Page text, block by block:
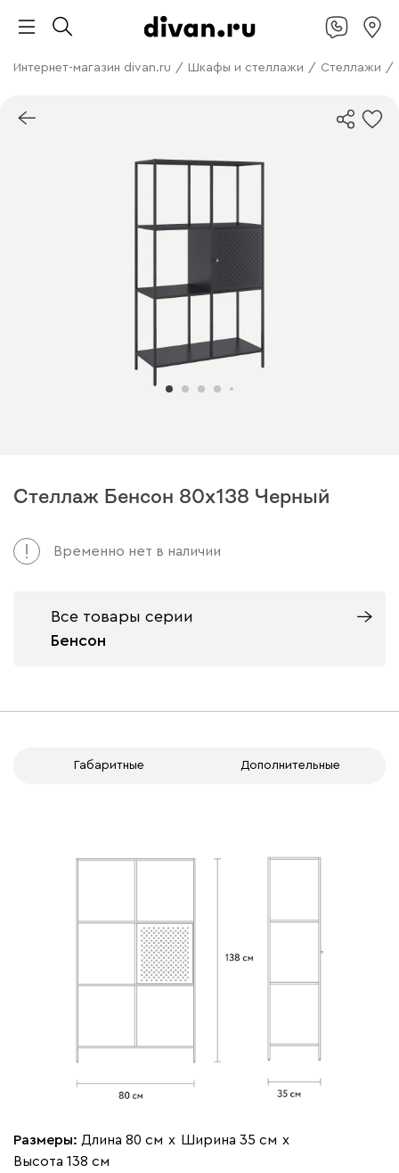
Интернет-магазин divan.ru / Шкафы и стеллажи / Стеллажи /
Стеллаж Бенсон 80x138 Черный
Временно нет в наличии
Все товары серии
Бенсон
Габаритные Дополнительные
Размеры: Длина 80 см х Ширина 35 см х
Высота 138 см